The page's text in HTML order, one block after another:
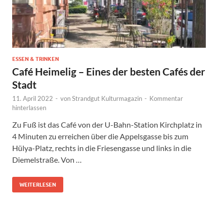
ESSEN & TRINKEN
Café Heimelig – Eines der besten Cafés der
Stadt
11. April 2022 - vonStrandgut Kulturmagazin - Kommentar
hinterlassen
Zu Fuß ist das Café von der U-Bahn-Station Kirchplatz in
4 Minuten zu erreichen über die Appelsgasse bis zum
Hülya-Platz, rechts in die Friesengasse und links in die
Diemelstraße. Von …
WEITERLESEN